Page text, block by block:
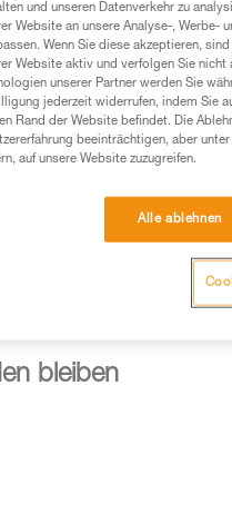
bleiben
und unseren Datenverkehr zu
Website an unsere Analyse-, Werbe-
Wenn Sie diese akzeptieren,
Website aktiv und verfolgen Sie
unserer Partner werden Sie
jederzeit widerrufen, indem Sie
Rand der Website befindet. Die
beeinträchtigen, aber
auf unsere Website zuzugreifen.
Alle ablehnen